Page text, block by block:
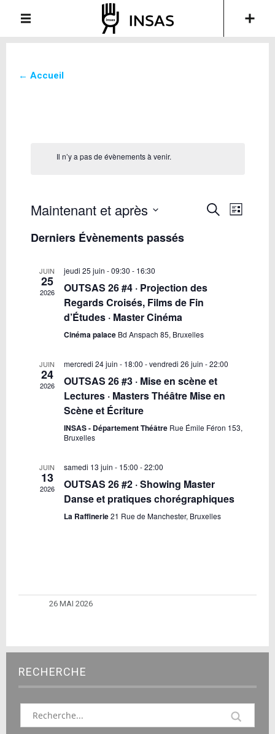
← Accueil
Il n’y a pas de évènements à venir.
Recherche
Évènements
Recherche
List
Maintenant et après
une
Derniers Évènements passés
JUIN
25
2026
jeudi 25 juin - 09:30 - 16:30
OUTSAS 26 #4 · Projection des
Regards Croisés, Films de Fin
d’Études · Master Cinéma
Cinéma palace Bd Anspach 85, Bruxelles
JUIN
24
2026
mercredi 24 juin - 18:00 -vendredi 26 juin - 22:00
OUTSAS 26 #3 · Mise en scène et
Lectures · Masters Théâtre Mise en
Scène et Écriture
INSAS - Département Théâtre Rue Émile Féron 153,
Bruxelles
JUIN
13
2026
samedi 13 juin - 15:00 -22:00
OUTSAS 26 #2 · Showing Master
Danse et pratiques chorégraphiques
La Raffinerie21 Rue de Manchester, Bruxelles
26 MAI 2026
RECHERCHE